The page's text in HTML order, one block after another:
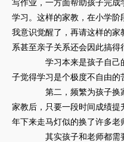
写作业，一方面帮助孩子完
学习。这样的家教，在小学阶
我意识觉醒了，再请这样的
系甚至亲子关系还会因此搞得
学习本来是孩子自己
子觉得学习是个极度不自由的
第二，频繁为孩子换
家教后，只要一段时间成绩
年下来走马灯似的换了许多老
其实孩子和老师都需